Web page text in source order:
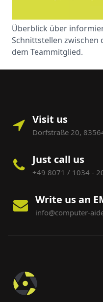
Überblick über
Schnittstellen zwischen
dem Teammitglied.
Visit us
Dorfstraße 20,
Just call us
+49 8071 / 1034 -
Write us an
info@computer-